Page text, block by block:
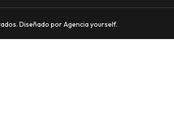
Diseñado por Agencia yourself.